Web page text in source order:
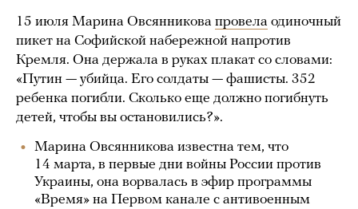
15 июля Марина Овсянникова провела одиночный
пикет на Софийской набережной напротив
Кремля. Она держала в руках плакат со словами:
«Путин — убийца. Его солдаты — фашисты. 352
ребенка погибли. Сколько еще должно погибнуть
детей, чтобы вы остановились?».
Марина Овсянникова известна тем, что
14 марта, в первые дни войны России против
Украины, она ворвалась в эфир программы
«Время» на Первом канале с антивоенным